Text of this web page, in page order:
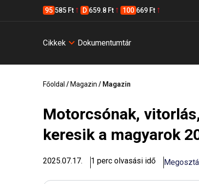
95 585 Ft D 659.8 Ft 100 669 Ft
Cikkek Dokumentumtár
Főoldal / Magazin / Magazin
Motorcsónak,
keresik a magyarok
2025.07.17. 1 perc olvasási idő